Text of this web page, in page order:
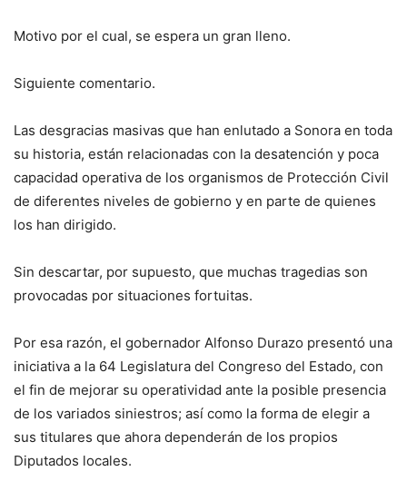
Motivo por el cual, se espera un gran lleno.
Siguiente comentario.
Las desgracias masivas que han enlutado a Sonora en toda
su historia, están relacionadas con la desatención y poca
capacidad operativa de los organismos de Protección Civil
de diferentes niveles de gobierno y en parte de quienes
los han dirigido.
Sin descartar, por supuesto, que muchas tragedias son
provocadas por situaciones fortuitas.
Por esa razón, el gobernador Alfonso Durazo presentó una
iniciativa a la 64 Legislatura del Congreso del Estado, con
el fin de mejorar su operatividad ante la posible presencia
de los variados siniestros; así como la forma de elegir a
sus titulares que ahora dependerán de los propios
Diputados locales.